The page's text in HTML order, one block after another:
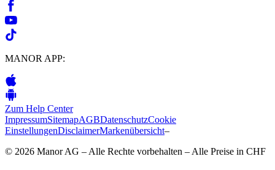
MANOR APP:
Zum Help Center
ImpressumSitemapAGBDatenschutzCookie
EinstellungenDisclaimerMarkenübersicht–
© 2026 Manor AG – Alle Rechte vorbehalten – Alle Preise in CHF